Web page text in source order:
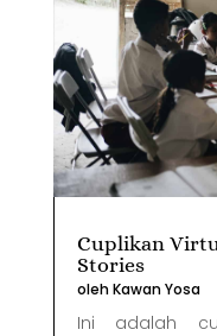
Cuplikan
Stories
olehKawan Yosa
Ini adalah